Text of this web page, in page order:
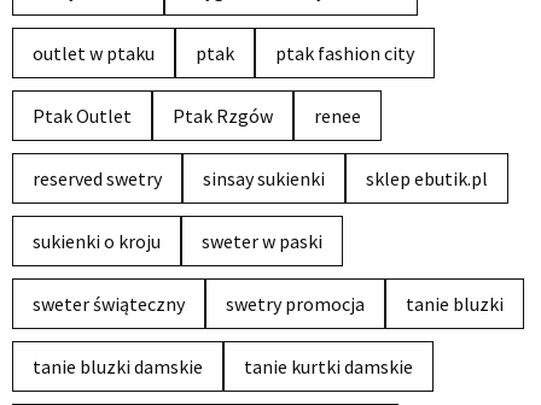
outlet w ptaku ptak ptak fashion city
Ptak Outlet Ptak Rzgów renee
reserved swetry sinsay sukienki sklep ebutik.pl
sukienki o kroju sweter w paski
sweter świąteczny swetry promocja tanie bluzki
tanie bluzki damskie tanie kurtki damskie